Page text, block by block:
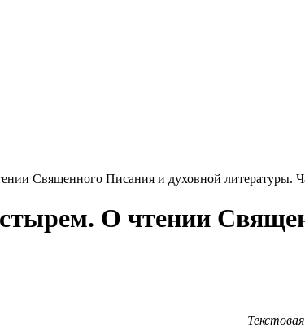
Священного Писания и духовной литературы.
О чтении